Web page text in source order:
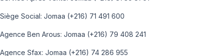
Siège Social: Jomaa (+216) 71 491 600
Agence Ben Arous: Jomaa (+216) 79 408 241
Agence Sfax: Jomaa (+216) 74 286 955